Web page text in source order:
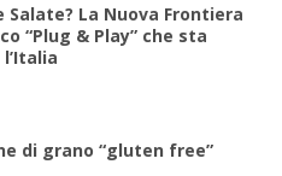
La Nuova Frontiera
“Plug & Play” che sta
di grano “gluten free”